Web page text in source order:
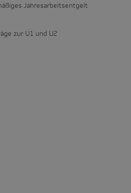
Jahresarbeitsentgelt
zur U1 und U2